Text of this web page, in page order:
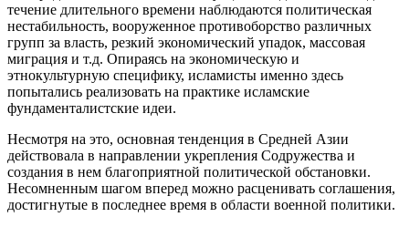
течение длительного времени наблюдаются политическая
нестабильность, вооруженное противоборство различных
групп за власть, резкий экономический упадок, массовая
миграция и т.д. Опираясь на экономическую и
этнокультурную специфику, исламисты именно здесь
попытались реализовать на практике исламские
фундаменталистские идеи.
Несмотря на это, основная тенденция в Средней Азии
действовала в направлении укрепления Содружества и
создания в нем благоприятной политической обстановки.
Несомненным шагом вперед можно расценивать соглашения,
достигнутые в последнее вpемя в области военной политики.